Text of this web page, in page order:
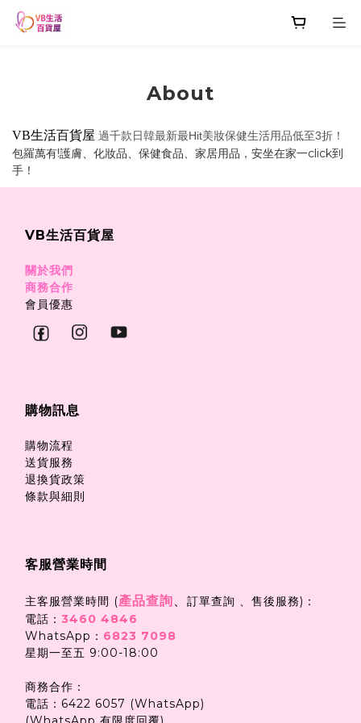
About
VB生活百貨屋 過千款日韓最新最Hit美妝保健生活用品低至3折！
包羅萬有!護膚、化妝品、保健食品、家居用品，安坐在家一click到
手！
VB生活百貨屋
關於我們
商務合作
會員優惠
購物訊息
購物流程
送貨服務
退換貨政策
條款與細則
客服營業時間
主客服營業時間 (產品查詢、 訂單查詢 、售後服務)：
電話： 3460 4846
WhatsApp： 6823 7098
星期一至五 9:00-18:00
商務合作：
電話：6422 6057 (WhatsApp)